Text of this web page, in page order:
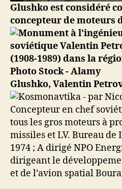
Glushko est considéré
concepteur de moteurs
Glushko, Valentin
Concepteur en chef
tous les gros moteurs à
missiles et LV. Bureau de
1974 ; A dirigé NPO
dirigeant le
et de l’avion spatial